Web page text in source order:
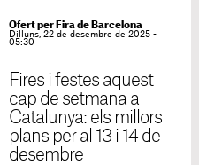
Ofert per Fira de Barcelona
Dilluns, 22 de desembre de 2025 -
05:30
Fires i festes aquest
cap de setmana a
Catalunya: els millors
plans per al 13 i 14 de
desembre